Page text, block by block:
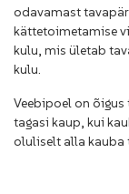
odavamast
kättetoimetamise
kulu, mis ületab
kulu.
Veebipoel on
tagasi kaup, kui
oluliselt alla kauba